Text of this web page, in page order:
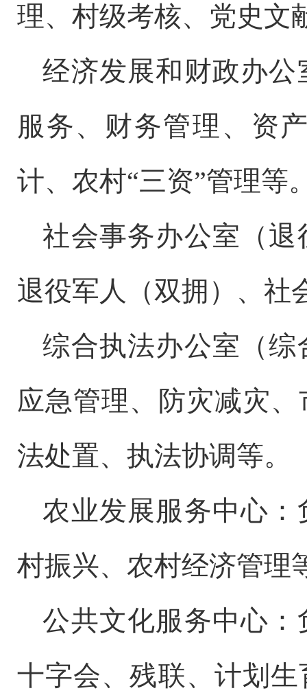
理、 村级考核、 党史文
经济发展和财政办公
服务、财务管理、 资
计、农村“三资”管理等
社会事务办公室（
退役军人（双拥）、社
综合执法办公室（综
应急管理、
防灾减灾、
法处置、执法协调等。
农业发展服务中心：
村振兴、农村经济管理
公共文化服务中心：
十字会、残联、计划